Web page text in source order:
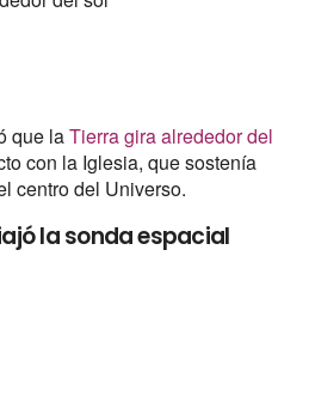
que laTierra gira alrededor del
con la Iglesia, que sostenía
centro del Universo.
la sonda espacial